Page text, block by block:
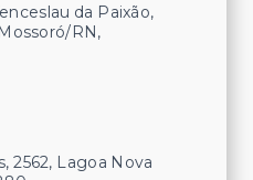
da Paixão,
RN,
2562, Lagoa Nova